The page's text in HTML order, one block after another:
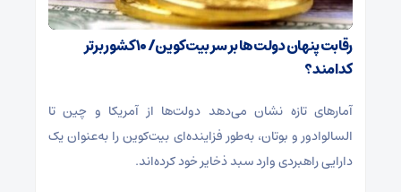
رقابت پنهان دولت‌ها بر سر بیت‌کوین/ ۱۰ کشور برتر
کدامند؟
آمارهای تازه نشان می‌دهد دولت‌ها از آمریکا و چین تا
السالوادور و بوتان، به‌طور فزاینده‌ای بیت‌کوین را به‌عنوان یک
دارایی راهبردی وارد سبد ذخایر خود کرده‌اند.